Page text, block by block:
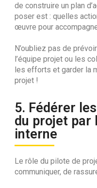
de construire un plan
poser est : quelles
œuvre pour
N’oubliez pas de
l’équipe projet ou les
les efforts et garder la
projet !
5. Fédérer
du projet par
interne
Le rôle du pilote de
communiquer, de